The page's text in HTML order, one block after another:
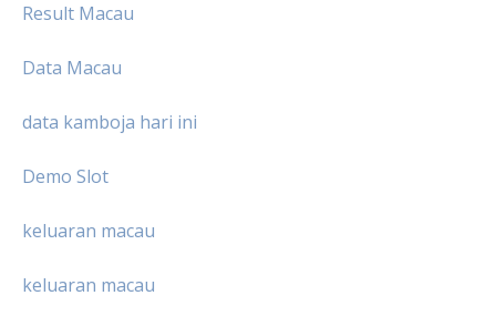
Result Macau
Data Macau
data kamboja hari ini
Demo Slot
keluaran macau
keluaran macau